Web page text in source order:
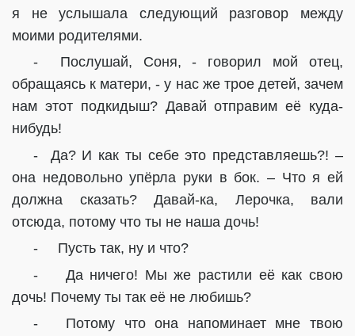
я не услышала следующий разговор между
моими родителями.
-
Послушай, Соня, - говорил мой отец,
обращаясь к матери, - у нас же трое детей, зачем
нам этот подкидыш? Давай отправим её куда-
нибудь!
-
Да? И как ты себе это представляешь?! –
она недовольно упёрла руки в бок. – Что я ей
должна сказать? Давай-ка, Лерочка, вали
отсюда, потому что ты не наша дочь!
-
Пусть так, ну и что?
-
Да ничего! Мы же растили её как свою
дочь! Почему ты так её не любишь?
-
Потому что она напоминает мне твою